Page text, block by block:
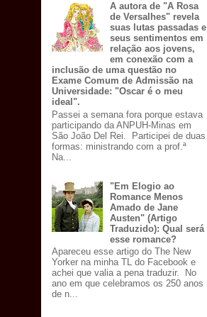
A autora de "A Rosa
de Versalhes" revela
suas lutas passadas e
seus sentimentos em
relação aos jovens,
em conexão com a
inclusão de uma questão no
Exame Comum de Admissão na
Universidade: "Oscar é o meu
ideal".
Passei a semana fora porque estava
participando da ANPUH-Minas em
São João Del Rei. Participei de duas
formas: ministrando com a prof.ª
Na...
"Em Elogio ao
Romance Menos
Amado de Jane
Austen" (Artigo
Traduzido): Qual será
esse romance?
Apareceu esse artigo do The New
Yorker na minha TL do Facebook e
achei que valia a pena traduzir. No
ano em que celebramos os 250 anos
de n...